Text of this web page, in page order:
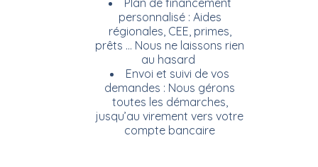
personnalisé : Aides
régionales, CEE, primes,
prêts … Nous ne laissons rien
au hasard
Envoi et suivi de vos
demandes : Nous gérons
toutes les démarches,
jusqu’au virement vers votre
compte bancaire